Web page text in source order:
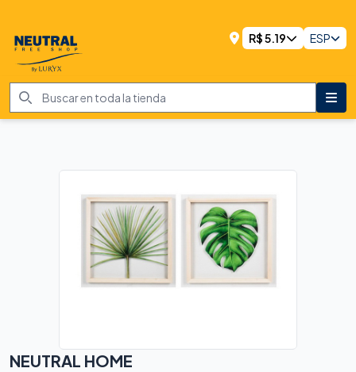
R$5.19 ESP
NEUTRAL HOME